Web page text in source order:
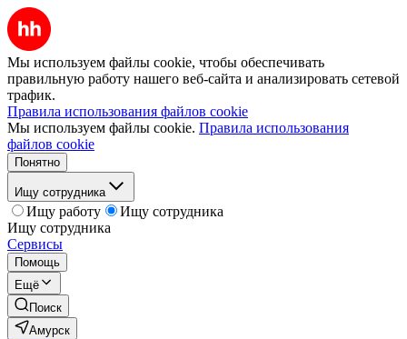
Мы используем файлы cookie, чтобы обеспечивать
правильную работу нашего веб-сайта и анализировать сетевой
трафик.
Правила использования файлов cookie
Мы используем файлы cookie. Правила использования
файлов cookie
Понятно
Ищу сотрудника
Ищу работу
Ищу сотрудника
Ищу сотрудника
Сервисы
Помощь
Ещё
Поиск
Амурск